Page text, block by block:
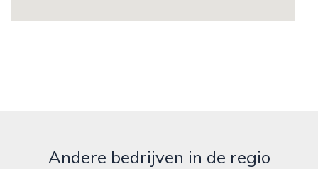
Andere bedrijven in de regio